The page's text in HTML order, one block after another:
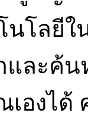
นโลยี
และค้
เองไ